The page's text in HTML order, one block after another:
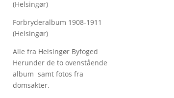
(Helsingør)
Forbryderalbum 1908-1911
(Helsingør)
Alle fra Helsingør Byfoged
Herunder de to ovenstående
album samt fotos fra
domsakter.